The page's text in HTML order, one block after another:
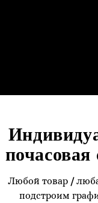
почасовая
Любой товар /
подстроим